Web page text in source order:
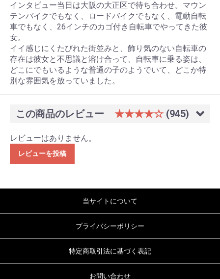
インタビュー当日は大阪の大正区で待ち合わせ。マウン
テンバイクでもなく、ロードバイクでもなく、電動自転
車でもなく、26インチのカゴ付き自転車でやってきた彼
女。
イイ感じにくたびれた街並みと、飾り気のない自転車の
存在は彼女と不思議と溶け合って、自転車に乗る姿は、
どこにでもいるような普通の子のようでいて、どこか特
別な雰囲気を放っていました。
この商品のレビュー ★★★★☆ (945)
レビューはありません。
レビューを投稿
当サイトについて
プライバシーポリシー
特定商取引法に基づく表記
お問い合わせ